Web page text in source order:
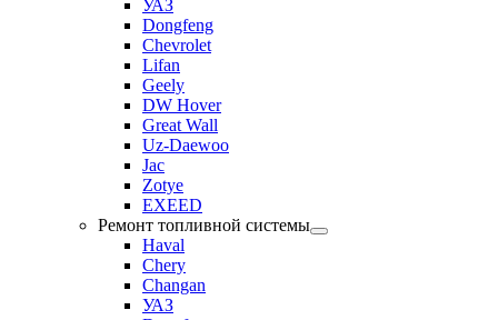
УАЗ
Dongfeng
Chevrolet
Lifan
Geely
DW Hover
Great Wall
Uz-Daewoo
Jac
Zotye
EXEED
Ремонт топливной системы
Haval
Chery
Changan
УАЗ